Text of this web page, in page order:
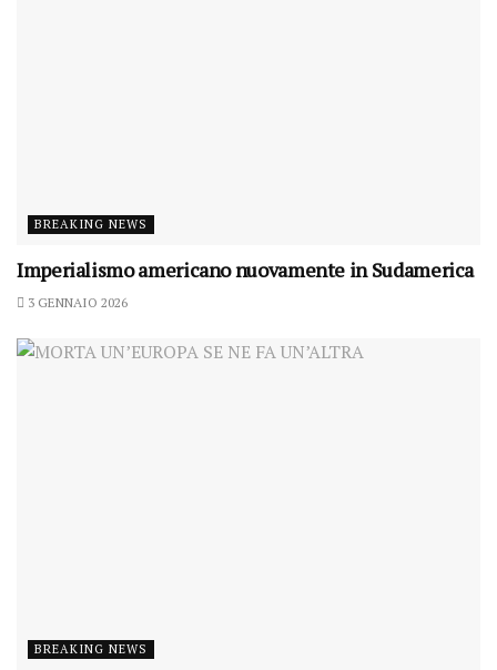
BREAKING NEWS
Imperialismo americano nuovamente in Sudamerica
3 GENNAIO 2026
BREAKING NEWS